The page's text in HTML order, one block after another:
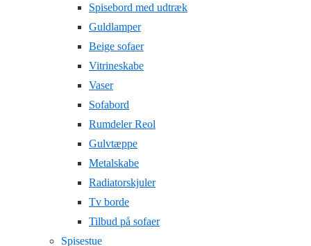
Spisebord med udtræk
Guldlamper
Beige sofaer
Vitrineskabe
Vaser
Sofabord
Rumdeler Reol
Gulvtæppe
Metalskabe
Radiatorskjuler
Tv borde
Tilbud på sofaer
Spisestue